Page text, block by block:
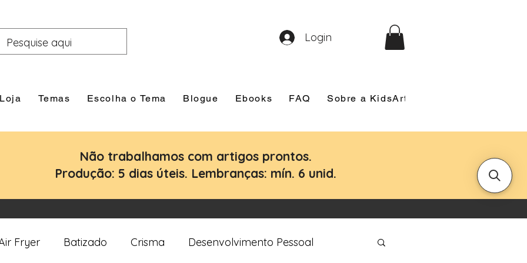
Loja Temas Escolha o Tema Blogue Ebooks FAQ Sobre a KidsArt
Login
Não trabalhamos com artigos prontos.
Produção: 5 dias úteis. Lembranças: mín. 6 unid.
Fryer Batizado Crisma Desenvolvimento Pessoal